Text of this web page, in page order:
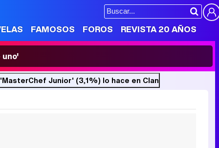
FAMOSOS FOROS REVISTA 20 AÑOS
Junior' (3,1%) lo hace en Clan